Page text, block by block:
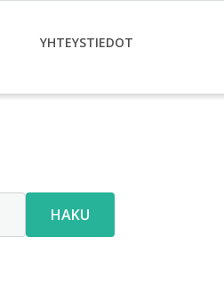
YHTEYSTIEDOT
HAKU